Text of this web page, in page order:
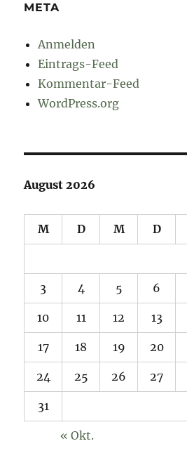
META
Anmelden
Eintrags-Feed
Kommentar-Feed
WordPress.org
August 2026
M D M D
3 4 5 6
10 11 12 13
17 18 19 20
24 25 26 27
31
« Okt.